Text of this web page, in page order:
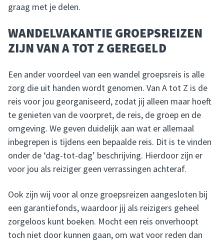
graag met je delen.
WANDELVAKANTIE GROEPSREIZEN
ZIJN VAN A TOT Z GEREGELD
Een ander voordeel van een wandel groepsreis is alle
zorg die uit handen wordt genomen. Van A tot Z is de
reis voor jou georganiseerd, zodat jij alleen maar hoeft
te genieten van de voorpret, de reis, de groep en de
omgeving. We geven duidelijk aan wat er allemaal
inbegrepen is tijdens een bepaalde reis. Dit is te vinden
onder de ‘dag-tot-dag’ beschrijving. Hierdoor zijn er
voor jou als reiziger geen verrassingen achteraf.
Ook zijn wij voor al onze groepsreizen aangesloten bij
een garantiefonds, waardoor jij als reizigers geheel
zorgeloos kunt boeken. Mocht een reis onverhoopt
toch niet door kunnen gaan, om wat voor reden dan